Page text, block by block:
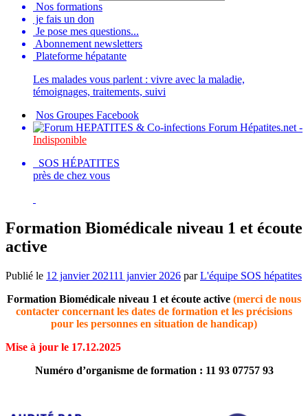
Nos formations
je fais un don
Je pose mes questions...
Abonnement newsletters
Plateforme hépatante
Les malades vous parlent : vivre avec la maladie,
témoignages, traitements, suivi
Nos Groupes Facebook
Forum Hépatites.net -
Indisponible
SOS HÉPATITES
près de chez vous
Formation Biomédicale niveau 1 et écoute
active
Publié le 12 janvier 202111 janvier 2026 parL'équipe SOS hépatites
Formation Biomédicale niveau 1 et écoute active (merci de nous
contacter concernant les dates de formation et les précisions
pour les personnes en situation de handicap)
Mise à jour le 17.12.2025
Numéro d’organisme de formation : 11 93 07757 93